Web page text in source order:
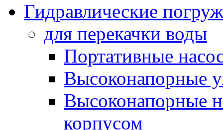
Гидравлические
для перекачки воды
Портативные
Высоконапорные
Высоконапорные
корпусом